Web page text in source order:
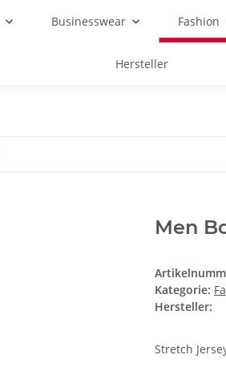
Businesswear Fashion
Hersteller
Men
Kategorie:
Hersteller:
Stretch